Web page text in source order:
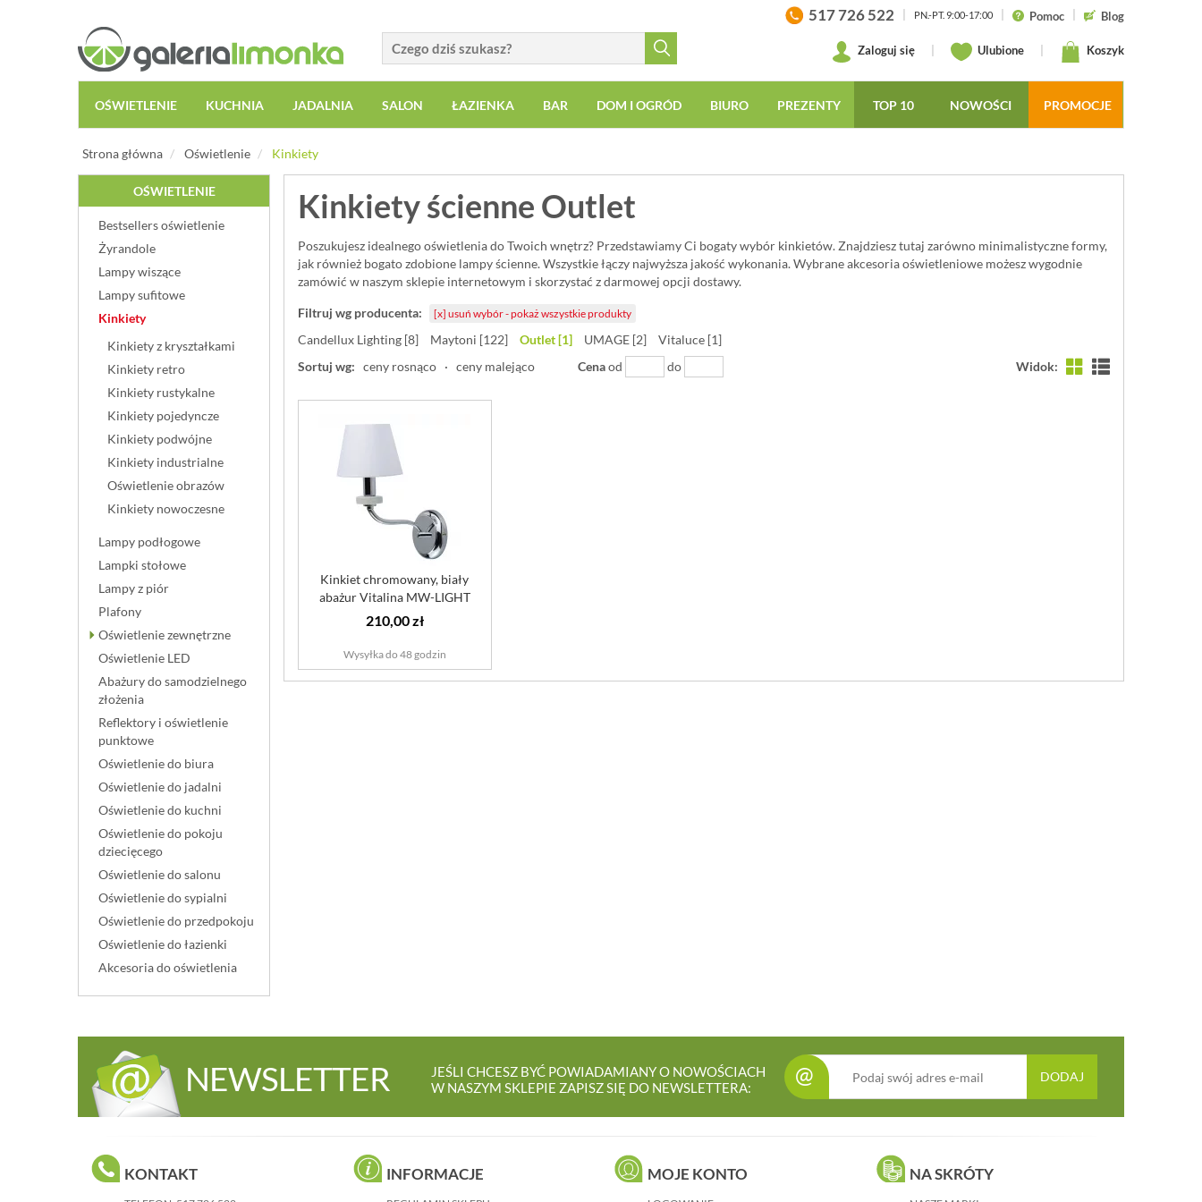
517 726 522 PN.-PT. 9:00-17:00 Pomoc Blog
Zaloguj się Ulubione Koszyk
OŚWIETLENIE KUCHNIA JADALNIA SALON ŁAZIENKA BAR DOM I OGRÓD BIURO PREZENTY TOP 10 NOWOŚCI PROMOCJE
Strona główna Oświetlenie Kinkiety
OŚWIETLENIE
Bestsellers oświetlenie
Żyrandole
Lampy wiszące
Lampy sufitowe
Kinkiety
Kinkiety z kryształkami
Kinkiety retro
Kinkiety rustykalne
Kinkiety pojedyncze
Kinkiety podwójne
Kinkiety industrialne
Oświetlenie obrazów
Kinkiety nowoczesne
Lampy podłogowe
Lampki stołowe
Lampy z piór
Plafony
Oświetlenie zewnętrzne
Oświetlenie LED
Abażury do samodzielnego
złożenia
Reflektory i oświetlenie
punktowe
Oświetlenie do biura
Oświetlenie do jadalni
Oświetlenie do kuchni
Oświetlenie do pokoju
dziecięcego
Oświetlenie do salonu
Oświetlenie do sypialni
Oświetlenie do przedpokoju
Oświetlenie do łazienki
Akcesoria do oświetlenia
Kinkiety ścienne Outlet
Poszukujesz idealnego oświetlenia do Twoich wnętrz? Przedstawiamy Ci bogaty wybór kinkietów. Znajdziesz tutaj zarówno minimalistyczne formy,
jak również bogato zdobione lampy ścienne. Wszystkie łączy najwyższa jakość wykonania. Wybrane akcesoria oświetleniowe możesz wygodnie
zamówić w naszym sklepie internetowym i skorzystać z darmowej opcji dostawy.
Filtruj wg producenta: [x] usuń wybór- pokaż wszystkie produkty
Candellux Lighting [8] Maytoni [122] Outlet [1] UMAGE [2]
Vitaluce [1]
Sortuj wg: ceny rosnąco · ceny malejąco Cenaod do Widok:
Kinkiet chromowany, biały
abażur Vitalina MW-LIGHT
Elegance
210,00 zł
Wysyłka do 48 godzin
NEWSLETTER
JEŚLI CHCESZ BYĆ POWIADAMIANY O NOWOŚCIACH
W NASZYM SKLEPIE ZAPISZ SIĘ DO NEWSLETTERA:
@ DODAJ
KONTAKT INFORMACJE MOJE KONTO NA SKRÓTY